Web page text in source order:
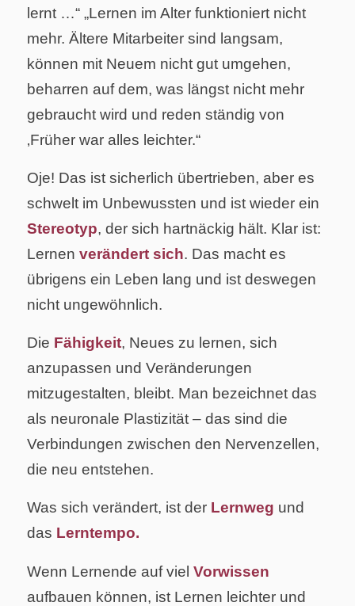
lernt …“ „Lernen im Alter funktioniert nicht
mehr. Ältere Mitarbeiter sind langsam,
können mit Neuem nicht gut umgehen,
beharren auf dem, was längst nicht mehr
gebraucht wird und reden ständig von
‚Früher war alles leichter.“
Oje! Das ist sicherlich übertrieben, aber es
schwelt im Unbewussten und ist wieder ein
Stereotyp, der sich hartnäckig hält. Klar ist:
Lernen verändert sich. Das macht es
übrigens ein Leben lang und ist deswegen
nicht ungewöhnlich.
Die Fähigkeit, Neues zu lernen, sich
anzupassen und Veränderungen
mitzugestalten, bleibt. Man bezeichnet das
als neuronale Plastizität – das sind die
Verbindungen zwischen den Nervenzellen,
die neu entstehen.
Was sich verändert, ist der Lernweg und
das Lerntempo.
Wenn Lernende auf viel Vorwissen
aufbauen können, ist Lernen leichter und